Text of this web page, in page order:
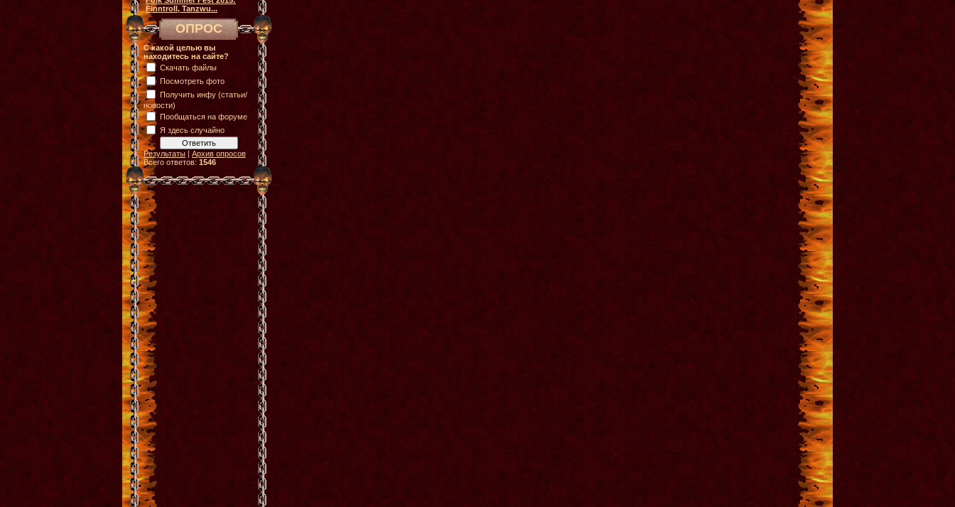
Finntroll, Tanzwu...
ОПРОС
С какой целью вы
находитесь на сайте?
Скачать файлы
Посмотреть фото
Получить инфу (статьи/
новости)
Пообщаться на форуме
Я здесь случайно
Результаты | Архив опросов
Всего ответов: 1546